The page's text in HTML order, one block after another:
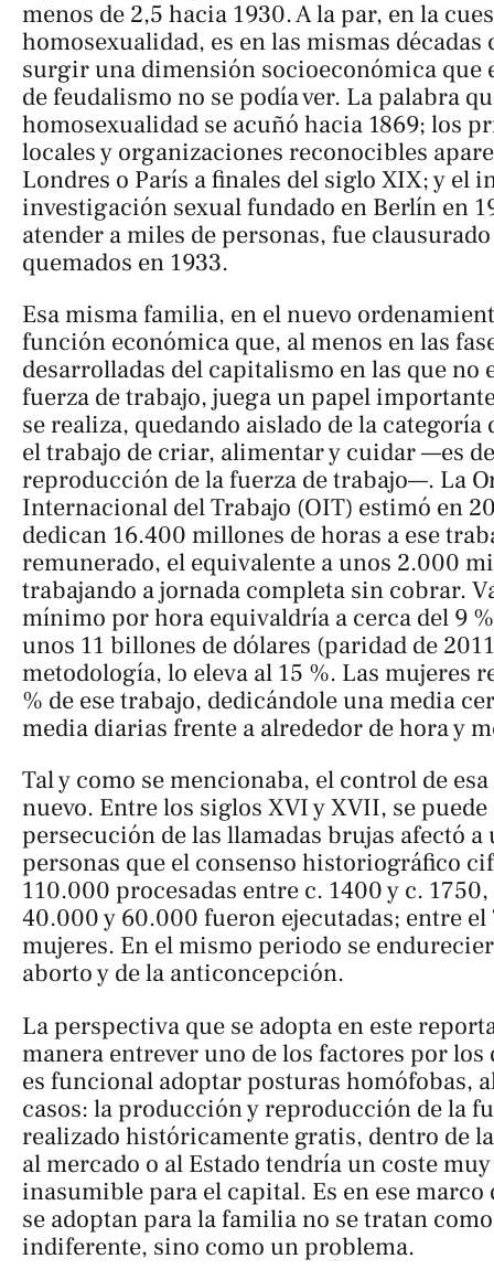
menos de 2,5 hacia 1930. A la par, en la
homosexualidad, es en las mismas décadas
surgir una dimensión socioeconómica que
de feudalismo no se podía ver. La palabra
homosexualidad se acuñó hacia 1869; los
locales y organizaciones reconocibles
Londres o París a finales del siglo XIX; y el
investigación sexual fundado en Berlín en
atender a miles de personas, fue
quemados en 1933.
Esa misma familia, en el nuevo
función económica que, al menos en las
desarrolladas del capitalismo en las que no
fuerza de trabajo, juega un papel
se realiza, quedando aislado de la categoría
el trabajo de criar, alimentar y cuidar —es
reproducción de la fuerza de trabajo—. La
Internacional del Trabajo (OIT) estimó en
dedican 16.400 millones de horas a ese
remunerado, el equivalente a unos 2.000
trabajando a jornada completa sin cobrar.
mínimo por hora equivaldría a cerca del 9
unos 11 billones de dólares (paridad de
metodología, lo eleva al 15 %. Las mujeres
% de ese trabajo, dedicándole una media
media diarias frente a alrededor de hora y
Tal y como se mencionaba, el control de
nuevo. Entre los siglos XVI y XVII, se
persecución de las llamadas brujas afectó
personas que el consenso historiográfico
110.000 procesadas entre c. 1400 y c.
40.000 y 60.000 fueron ejecutadas; entre el
mujeres. En el mismo periodo se
aborto y de la anticoncepción.
La perspectiva que se adopta en este
manera entrever uno de los factores por
es funcional adoptar posturas homófobas,
casos: la producción y reproducción de la
realizado históricamente gratis, dentro de
al mercado o al Estado tendría un coste
inasumible para el capital. Es en ese marco
se adoptan para la familia no se tratan
indiferente, sino como un problema.